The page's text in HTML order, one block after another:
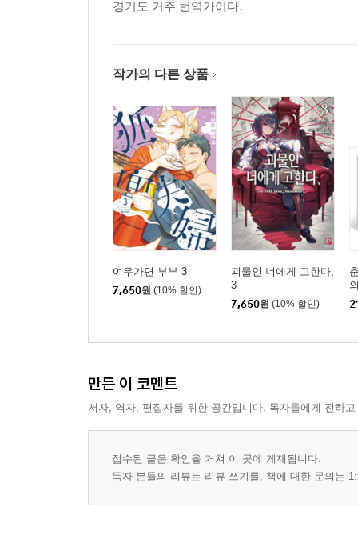
경기도 거주 번역가이다.
작가의 다른 상품
여우가면 부부 3
7,650원 (10% 할인)
괴물인 너에게 고한다,
3
7,650원 (10% 할인)
만든 이 코멘트
저자, 역자, 편집자를 위한 공간입니다. 독자들에게 전하
접수된 글은 확인을 거쳐 이 곳에 게재됩니다.
독자 분들의 리뷰는 리뷰 쓰기를, 책에 대한 문의는